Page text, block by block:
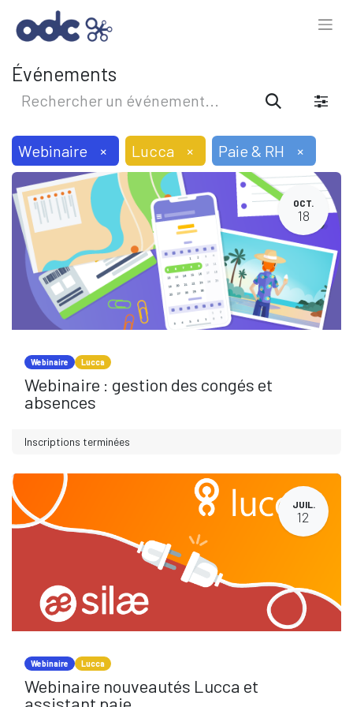
Événements
Webinaire × Lucca × Paie & RH ×
OCT.
18
Webinaire Lucca
Webinaire : gestion des congés et
absences
Inscriptions terminées
JUIL.
12
Webinaire Lucca
Webinaire nouveautés Lucca et